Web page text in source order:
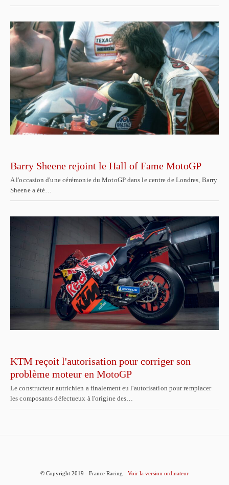
Barry Sheene rejoint le Hall of Fame MotoGP
A l'occasion d'une cérémonie du MotoGP dans le centre de Londres, Barry
Sheene a été…
KTM reçoit l'autorisation pour corriger son
problème moteur en MotoGP
Le constructeur autrichien a finalement eu l'autorisation pour remplacer
les composants défectueux à l'origine des…
© Copyright 2019 - France Racing Voir la version ordinateur